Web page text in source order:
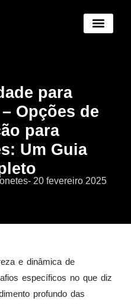
para
Opções de
para
Um Guia
- 20 fevereiro 2025
e dinâmica de
específicos no que diz
profundo das